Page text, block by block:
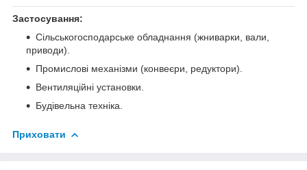
Застосування:
Сільськогосподарське обладнання (жниварки, вали,
приводи).
Промислові механізми (конвеєри, редуктори).
Вентиляційні установки.
Будівельна техніка.
Приховати